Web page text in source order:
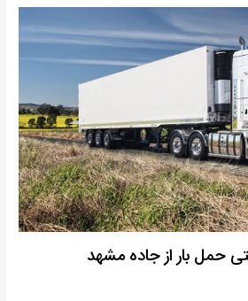
حمل بار از جاده مشهد